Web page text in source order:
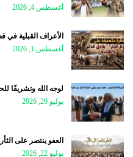
أغسطس 4, 2026
الأعراف القبلية
أغسطس 1, 2026
لوجه الله وتشريفًا
يوليو 29, 2026
العفو ينتصر على
يوليو 22, 2026